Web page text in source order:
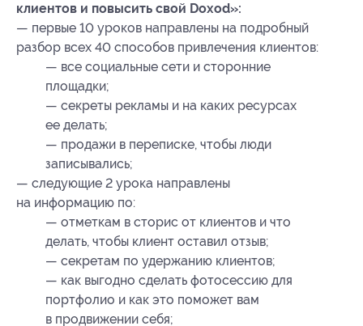
клиентов и повысить свой Doxod»:
— первые 10 уроков направлены на подробный
разбор всех 40 способов привлечения клиентов:
— все социальные сети и сторонние
площадки;
— секреты рекламы и на каких ресурсах
ее делать;
— продажи в переписке, чтобы люди
записывались;
— следующие 2 урока направлены
на информацию по:
— отметкам в сторис от клиентов и что
делать, чтобы клиент оставил отзыв;
— секретам по удержанию клиентов;
— как выгодно сделать фотосессию для
портфолио и как это поможет вам
в продвижении себя;